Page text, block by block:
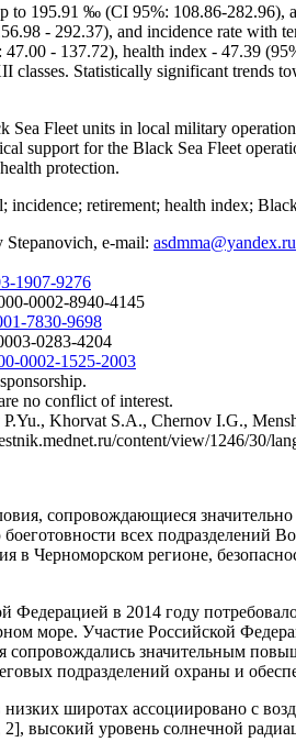
to 195.91 ‰ (CI 95%: 108.86-
- 292.37), and incidence rate
- 137.72), health index - 47.39
Statistically significant trends
Sea Fleet units in local military
support for the Black Sea Fleet
protection.
incidence; retirement; health index;
e-mail: asdmma@yandex.ru
1907-9276
0002-8940-4145
7830-9698
0283-4204
0002-1525-2003
no conflict of interest.
Khorvat S.A., Chernov I.G.,
content/view/1246/30/
сопровождающиеся
всех
в Черноморском регионе,
Федерацией в 2014 году
море. Участие Российской
значительным
подразделений охраны и
широтах ассоциировано с
высокий уровень солнечной